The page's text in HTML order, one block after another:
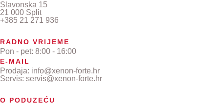
Slavonska 15
21 000 Split
+385 21 271 936
RADNO VRIJEME
Pon - pet: 8:00 - 16:00
E-MAIL
Prodaja: info@xenon-forte.hr
Servis: servis@xenon-forte.hr
O PODUZEĆU